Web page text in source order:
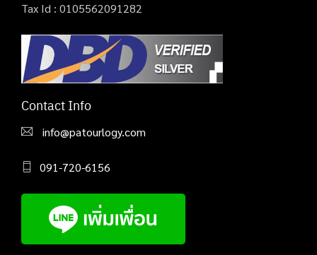
Tax Id : 0105562091282
Contact Info
info@patourlogy.com
091-720-6156